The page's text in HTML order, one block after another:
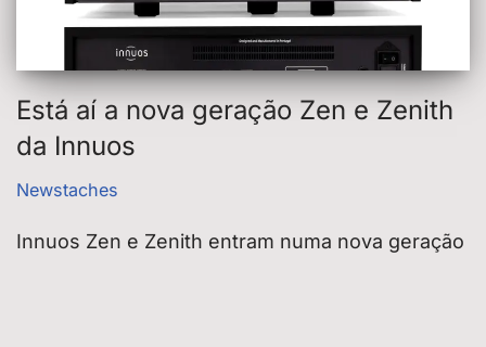
Está aí a nova geração Zen e Zenith
da Innuos
Newstaches
Innuos Zen e Zenith entram numa nova geração